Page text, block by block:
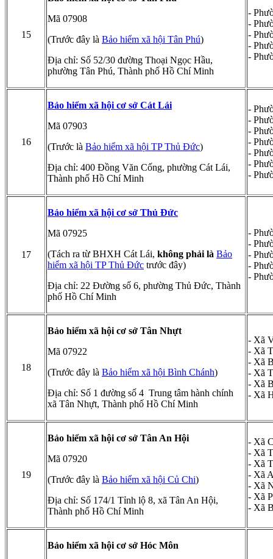
15
Mã 07908
(Trước đây là Bảo hiểm xã hội Tân Phú)
Địa chỉ: Số 52/30 đường Thoại Ngọc Hầu,
phường Tân Phú, Thành phố Hồ Chí Minh
-
-
-
-
-
16
Bảo hiểm xã hội cơ sở Cát Lái
Mã 07903
(Trước là Bảo hiểm xã hội TP Thủ Đức)
Địa chỉ: 400 Đồng Văn Cống, phường Cát Lái,
Thành phố Hồ Chí Minh
-
-
-
-
-
-
-
17
Bảo hiểm xã hội cơ sở Thủ Đức
Mã 07925
(Tách ra từ BHXH Cát Lái, không phải là Bảo
hiểm xã hội TP Thủ Đức trước đây)
Địa chỉ: 22 Đường số 6, phường Thủ Đức, Thành
phố Hồ Chí Minh
-
-
-
-
-
18
Bảo hiểm xã hội cơ sở Tân Nhựt
Mã 07922
(Trước đây là Bảo hiểm xã hội Bình Chánh)
Địa chỉ: Số 1 đường số 4 Trung tâm hành chính
xã Tân Nhựt, Thành phố Hồ Chí Minh
- Xã
- Xã
- Xã
- Xã
- Xã
- Xã
19
Bảo hiểm xã hội cơ sở Tân An Hội
Mã 07920
(Trước đây là Bảo hiểm xã hội Củ Chi)
Địa chỉ: Số 174/1 Tỉnh lộ 8, xã Tân An Hội,
Thành phố Hồ Chí Minh
- Xã
- Xã
- Xã
- Xã
- Xã
- Xã
- Xã
Bảo hiểm xã hội cơ sở Hóc Môn